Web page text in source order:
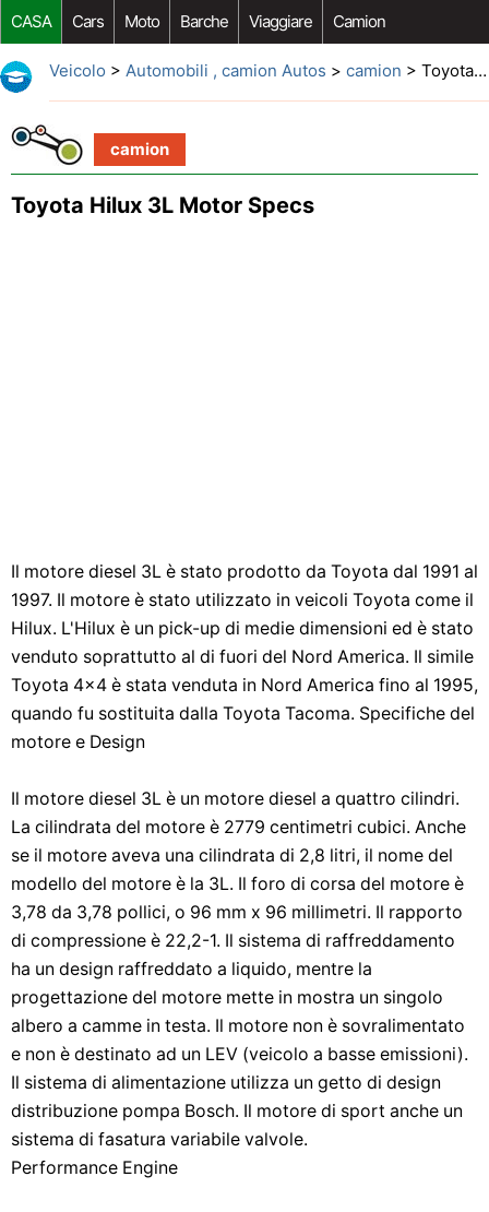
CASA Cars Moto Barche Viaggiare Camion
Riparazione Auto Acquisto Auto Car Opzioni Aftermarket
Veicolo > Automobili , camion Autos > camion > Toyota Hilux 3L Motor Specs
camion
Toyota Hilux 3L Motor Specs
Il motore diesel 3L è stato prodotto da Toyota dal 1991 al
1997. Il motore è stato utilizzato in veicoli Toyota come il
Hilux. L'Hilux è un pick-up di medie dimensioni ed è stato
venduto soprattutto al di fuori del Nord America. Il simile
Toyota 4x4 è stata venduta in Nord America fino al 1995,
quando fu sostituita dalla Toyota Tacoma. Specifiche del
motore e Design
Il motore diesel 3L è un motore diesel a quattro cilindri.
La cilindrata del motore è 2779 centimetri cubici. Anche
se il motore aveva una cilindrata di 2,8 litri, il nome del
modello del motore è la 3L. Il foro di corsa del motore è
3,78 da 3,78 pollici, o 96 mm x 96 millimetri. Il rapporto
di compressione è 22,2-1. Il sistema di raffreddamento
ha un design raffreddato a liquido, mentre la
progettazione del motore mette in mostra un singolo
albero a camme in testa. Il motore non è sovralimentato
e non è destinato ad un LEV (veicolo a basse emissioni).
Il sistema di alimentazione utilizza un getto di design
distribuzione pompa Bosch. Il motore di sport anche un
sistema di fasatura variabile valvole.
Performance Engine